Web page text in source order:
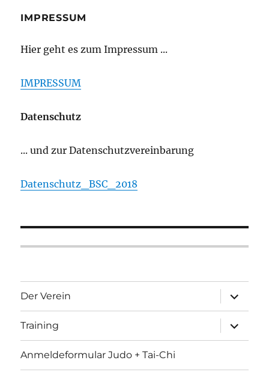
IMPRESSUM
Hier geht es zum Impressum ...
IMPRESSUM
Datenschutz
... und zur Datenschutzvereinbarung
Datenschutz_BSC_2018
Der Verein
öffnen
Training
öffnen
Anmeldeformular Judo + Tai-Chi